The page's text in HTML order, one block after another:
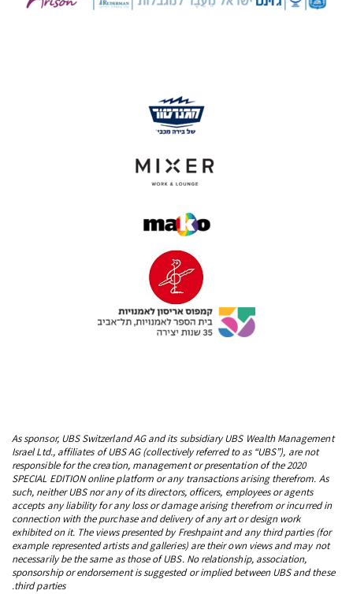
As sponsor, UBS Switzerland AG and its subsidiary UBS Wealth Management
Israel Ltd., affiliates of UBS AG (collectively referred to as “UBS”), are not
responsible for the creation, management or presentation of the 2020
SPECIAL EDITION online platform or any transactions arising therefrom. As
such, neither UBS nor any of its directors, officers, employees or agents
accepts any liability for any loss or damage arising therefrom or incurred in
connection with the purchase and delivery of any art or design work
exhibited on it. The views presented by Freshpaint and any third parties (for
example represented artists and galleries) are their own views and may not
necessarily be the same as those of UBS. No relationship, association,
sponsorship or endorsement is suggested or implied between UBS and these
third parties.